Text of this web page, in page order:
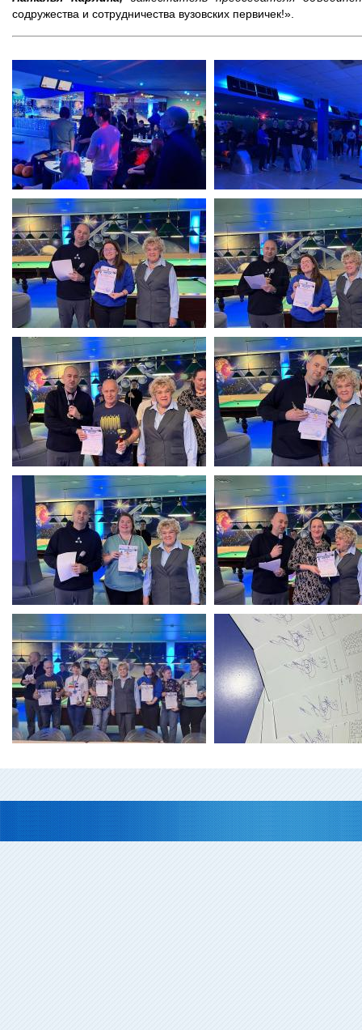
содружества и сотрудничества вузовских первичек!».